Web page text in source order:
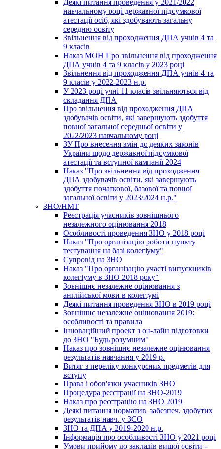
Деякі питання проведення у 2021/2022
навчальному році державної підсумкової
атестації осіб, які здобувають загальну
середню освіту
Звільнення від проходження ДПА учнів 4 та
9 класів
Наказ МОН Про звільнення від проходження
ДПА учнів 4 та 9 класів у 2023 році
Звільнення від проходження ДПА учнів 4 та
9 класів у 2022-2023 н.р.
У 2023 році учні 11 класів звільняються від
складання ДПА
Про звільнення від проходження ДПА
здобувачів освіти, які завершують здобуття
повної загальної середньої освіти у
2022/2023 навчальному році
ЗУ Про внесення змін до деяких законів
України щодо державної підсумкової
атестації та вступної кампанії 2024
Наказ "Про звільнення від проходження
ДПА здобувачів освіти, які завершують
здобуття початкової, базової та повної
загальної освіти у 2023/2024 н.р."
ЗНО/НМТ
Реєстрація учасників зовнішнього
незалежного оцінювання 2018
Особливості проведення ЗНО у 2018 році
Наказ "Про організацію роботи пункту
тестування на базі колегіуму"
Супровід на ЗНО
Наказ "Про організацію участі випускників
колегіуму в ЗНО 2018 року"
Зовнішнє незалежне оцінювання з
англійської мови в колегіумі
Деякі питання проведення ЗНО в 2019 році
Зовнішнє незалежне оцінювання 2019:
особливості та правила
Інноваційний проект з он-лайн підготовки
до ЗНО "Будь розумним"
Наказ про зовнішнє незалежне оцінювання
результатів навчання у 2019 р.
Витяг з переліку конкурсних предметів для
вступу
Права і обов'язки учасників ЗНО
Процедура реєстрації на ЗНО-2019
Наказ про реєстрацію на ЗНО 2019
Деякі питання норматив. забезпеч. здобутих
результатів навч. у ЗСО
ЗНО та ДПА у 2019-2020 н.р.
Інформація про особливості ЗНО у 2021 році
Умови прийому до закладів вищої освіти -